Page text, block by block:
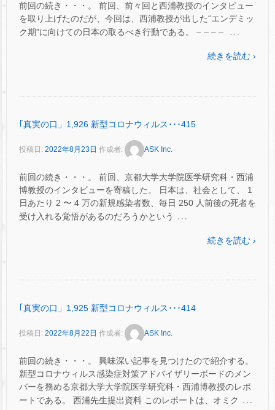
前回の続き・・・。 前回、前々回と西浦教授のインタビュー
を取り上げたのだが、今回は、西浦教授が出した“エンデミッ
ク期”に向けての日本の取るべき行動である。 – – – –
…
続きを読む ›
｢真実の口」1,926 新型コロナウィルス･･･415
投稿日: 2022年8月23日 作成者: ASK Inc.
前回の続き・・・。 前回、京都大学大学院医学研究科・西浦
博教授のインタビューを寄稿した。 日本は、社会として、 1
日あたり 2 〜 4 万の新規感染者数、毎日 250 人前後の死者を
受け入れる覚悟があるのだろうかという
…
続きを読む ›
｢真実の口」1,925 新型コロナウィルス･･･414
投稿日: 2022年8月22日 作成者: ASK Inc.
前回の続き・・・。 興味深い記事を見つけたので紹介する。
新型コロナウィルス感染症対策アドバイザリーボードのメン
バーを務める京都大学大学院医学研究科・西浦博教授のレポ
ートである。 西浦先生提出資料 このレポートは、オミク …